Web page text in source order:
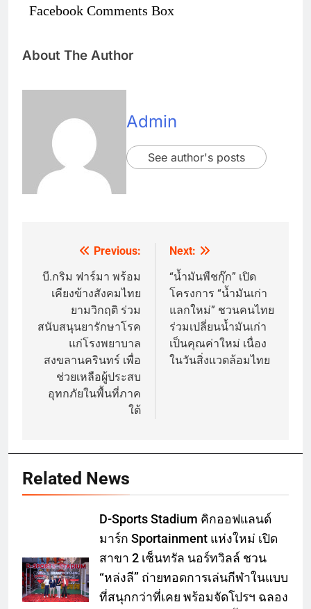
Facebook Comments Box
About The Author
Admin
See author's posts
navigation
Previous:
บี.กริม ฟาร์มา พร้อม
เคียงข้างสังคมไทย
ยามวิกฤติ ร่วม
สนับสนุนยารักษาโรค
แก่โรงพยาบาล
สงขลานครินทร์ เพื่อ
ช่วยเหลือผู้ประสบ
อุทกภัยในพื้นที่ภาค
ใต้
Next:
“น้ำมันพืชกุ๊ก” เปิด
โครงการ “น้ำมันเก่า
แลกใหม่” ชวนคนไทย
ร่วมเปลี่ยนน้ำมันเก่า
เป็นคุณค่าใหม่ เนื่อง
ในวันสิ่งแวดล้อมไทย
Related News
D-Sports Stadium คิกออฟแลนด์
มาร์ก Sportainment แห่งใหม่ เปิด
สาขา 2 เซ็นทรัล นอร์ทวิลล์ ชวน
“หล่งลี” ถ่ายทอดการเล่นกีฬาในแบบ
ที่สนุกกว่าที่เคย พร้อมจัดโปรฯ ฉลอง